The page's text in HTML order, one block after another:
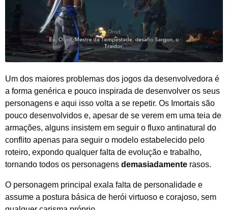
Um dos maiores problemas dos jogos da desenvolvedora é
a forma genérica e pouco inspirada de desenvolver os seus
personagens e aqui isso volta a se repetir. Os Imortais são
pouco desenvolvidos e, apesar de se verem em uma teia de
armações, alguns insistem em seguir o fluxo antinatural do
conflito apenas para seguir o modelo estabelecido pelo
roteiro, expondo qualquer falta de evolução e trabalho,
tornando todos os personagens demasiadamente rasos.
O personagem principal exala falta de personalidade e
assume a postura básica de herói virtuoso e corajoso, sem